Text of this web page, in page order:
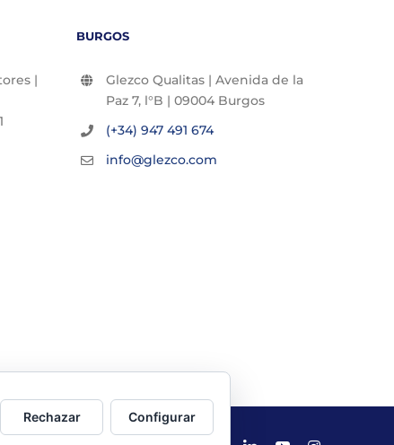
|
BURGOS
Glezco Qualitas | Avenida de la
Paz 7, l°B | 09004 Burgos
(+34) 947 491 674
info@glezco.com
Rechazar Configurar